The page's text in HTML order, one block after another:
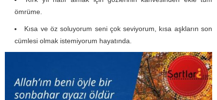
ömrüme.
Kısa ve öz soluyorum seni çok seviyorum, kısa aşkların son
cümlesi olmak istemiyorum hayatında.